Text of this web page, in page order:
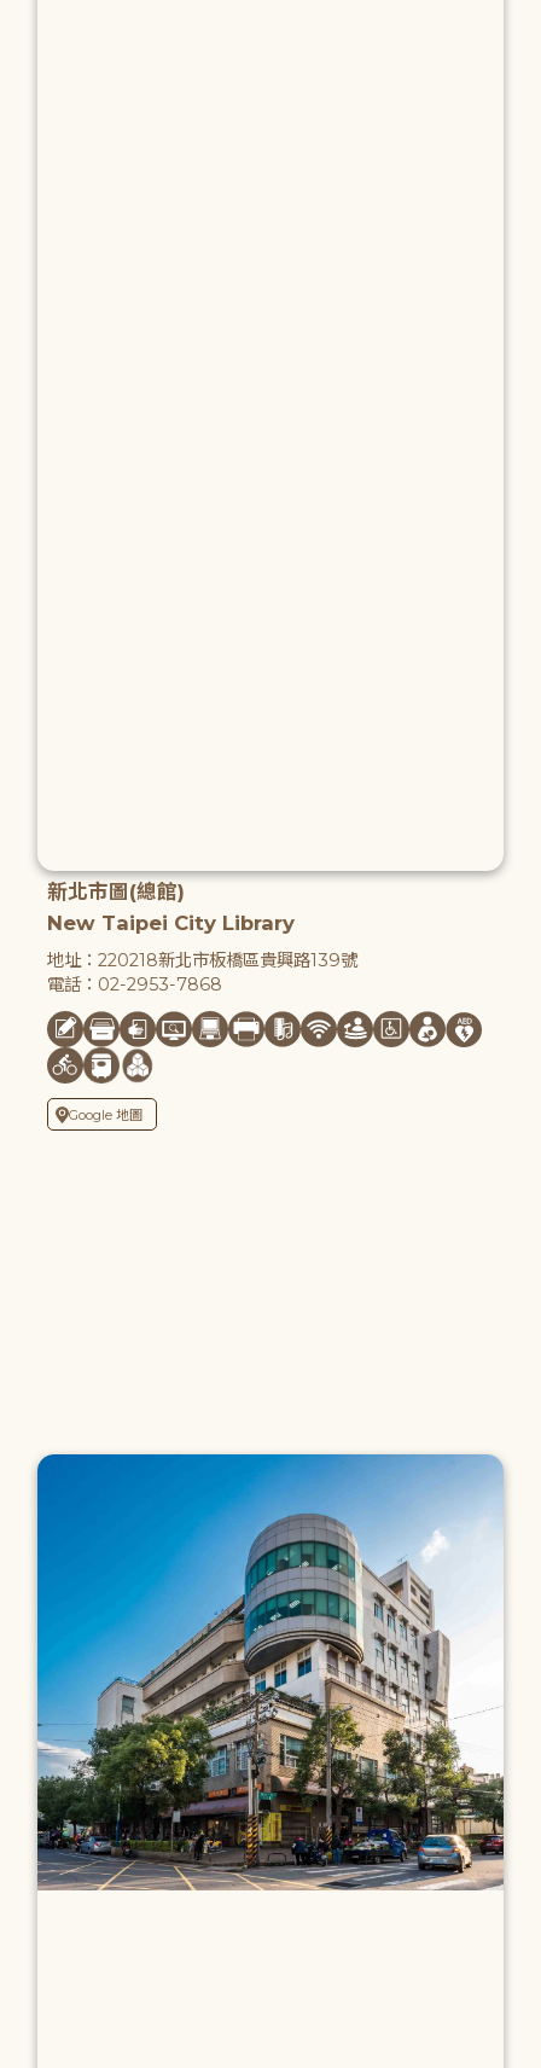
新北市圖(總館)
New Taipei City Library
地址：220218新北市板橋區貴興路139號
電話：02-2953-7868
Google 地圖